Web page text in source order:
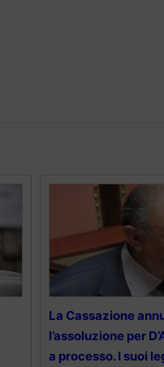
La Cassazione
l’assoluzione per
a processo. I suoi